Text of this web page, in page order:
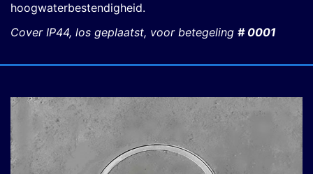
hoogwaterbestendigheid.
Cover IP44, los geplaatst, voor betegeling # 0001